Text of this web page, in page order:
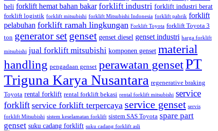
heli forklift hemat bahan bakar forklift industri forklift industri berat
forklift logistik forklift mitsubishi forklift Mitsubishi Indonesia forklift pabrik forklift
pelabuhan forklift ramah lingkungan Forklift Toyota forklift Toyota 3
ton generator set genset genset diesel genset industri harga forklift
mitsubishi jual forklift mitsubishi komponen genset material
handling pengadaan genset perawatan gensetPT
Triguna Karya Nusantara regenerative braking
Toyota rental forklift rental forklift bekasi rental forklift mitsubishi service
forklift service forklift terpercaya service genset servis
forklift Mitsubishi sistem keselamatan forklift sistem SAS Toyota spare part
genset suku cadang forklift suku cadang forklift asli